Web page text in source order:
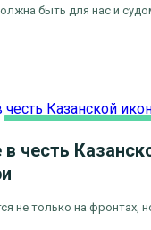
быть для нас и
честь
не только на фронтах,